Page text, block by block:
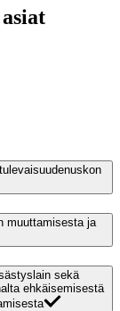
muuttamisesta ja
sekä
ehkäisemisestä